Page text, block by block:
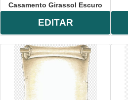
Casamento Girassol Escuro
EDITAR